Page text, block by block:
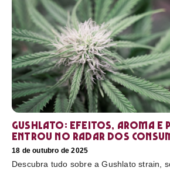
Gushlato: efeitos, aroma e
entrou no radar dos
18 de outubro de 2025
Descubra tudo sobre a Gushlato strain,